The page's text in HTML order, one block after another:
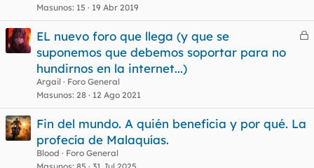
Masunos 15 19 Abr 2019
C
d
EL nuevo foro que llega (y que se
suponemos que debemos soportar para no
hundirnos en la internet...)
Argail
Foro General
Masunos 28 12 Ago 2021
Fin del mundo. A quién beneficia y por qué. La
profecía de Malaquías.
Blood
Foro General
Masunos 85 31 Jul 2025